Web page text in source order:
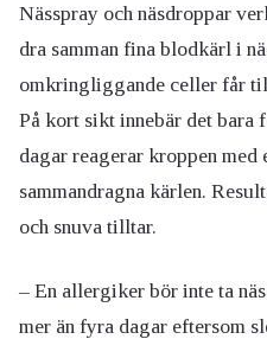
Nässpray och näsdroppar
dra samman fina blodkärl i
omkringliggande celler får
På kort sikt innebär det bara
dagar reagerar kroppen
sammandragna kärlen.
och snuva tilltar.
– En allergiker bör inte ta
mer än fyra dagar eftersom